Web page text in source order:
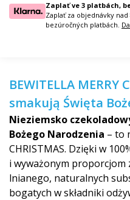
Zaplať ve 3 platbách,
Zaplať za objednávky nad
bezúročných platbách.
BEWITELLA MERRY
smakują Święta
Nieziemsko
Bożego Narodzenia – to
CHRISTMAS. Dzięki w
i wyważonym proporcjom
lnianego, naturalnych
bogatych w składniki